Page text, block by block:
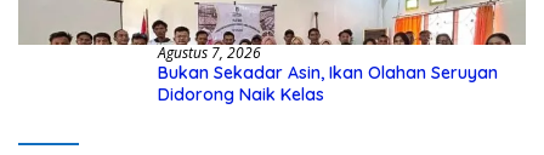
Agustus 7, 2026
Bukan Sekadar Asin, Ikan Olahan Seruyan
Didorong Naik Kelas